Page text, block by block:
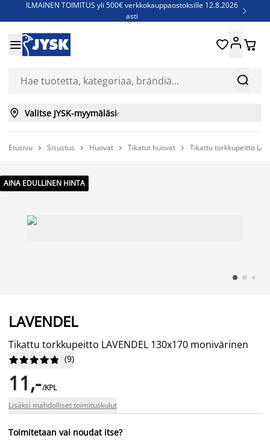
ILMAINEN TOIMITUS yli 500€ verkkokauppaostoksille 12.8.2026
asti

Jenkkisänkyjä - Säästä jopa 60%


 
 Valitse JYSK-myymäläsi
Etusivu  Sisustus  Huovat  Tikatut huovat  Tikattu torkkupeitto
AINA EDULLINEN HINTA
LAVENDEL
Tikattu torkkupeitto LAVENDEL 130x170 monivärinen





 (9)
11,-/KPL
Lisäksi mahdolliset toimituskulut
Toimitetaan vai noudat itse?